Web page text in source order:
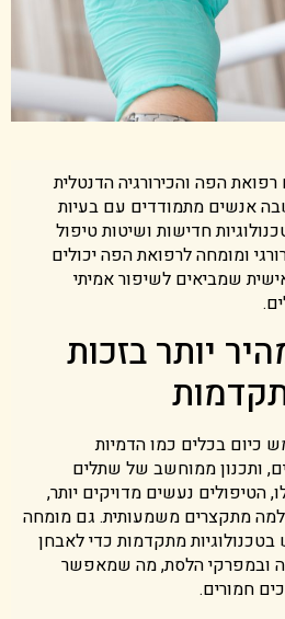
הפה והכירורגיה הדנטלית
אנשים מתמודדים עם בעיות
חדישות ושיטות טיפול
ומומחה לרפואת הפה יכולים
שמביאים לשיפור אמיתי
יותר בזכות
כיום בכלים כמו הדמיות
ותכנון ממוחשב של שתלים
הטיפולים נעשים מדויקים יותר,
מתקצרים משמעותית. גם מומחה
מתקדמות כדי לאבחן
ובמפרקי הלסת, מה שמאפשר
חמורים.